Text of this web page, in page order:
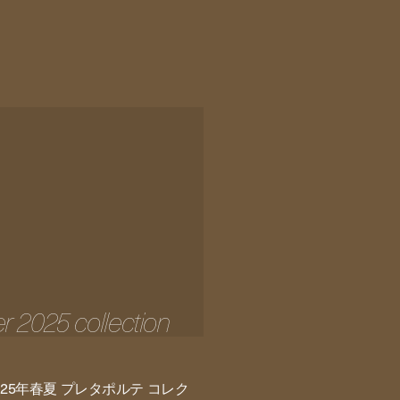
2025 collection
年春夏 プレタポルテ コレク